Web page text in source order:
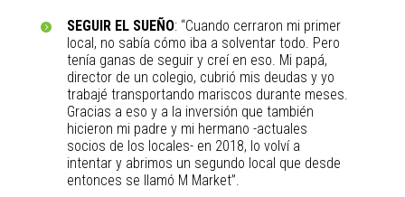
SEGUIR EL SUEÑO: “Cuando cerraron mi primer
local, no sabía cómo iba a solventar todo. Pero
tenía ganas de seguir y creí en eso. Mi papá,
director de un colegio, cubrió mis deudas y yo
trabajé transportando mariscos durante meses.
Gracias a eso y a la inversión que también
hicieron mi padre y mi hermano -actuales
socios de los locales- en 2018, lo volví a
intentar y abrimos un segundo local que desde
entonces se llamó M Market”.